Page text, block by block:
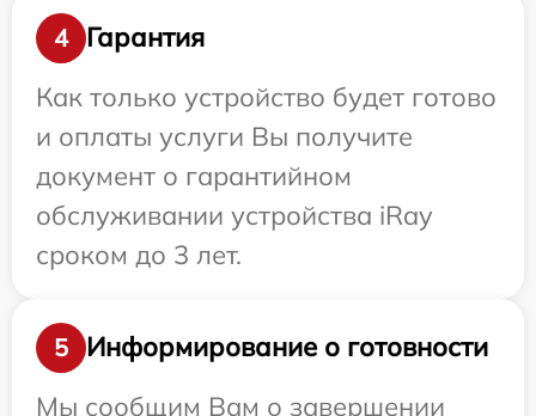
4
Гарантия
Как только устройство будет готово
и оплаты услуги Вы получите
документ о гарантийном
обслуживании устройства iRay
сроком до 3 лет.
5
Информирование о готовности
Мы сообщим Вам о завершении